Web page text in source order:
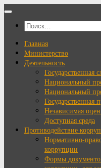
Перейти
содержимому
Найти:
Главная
Министерство
Деятельность
Государственная
Национальный
Национальный
Государственная
Независимая
Доступная среда
Противодействие
Нормативно-
коррупции
Формы